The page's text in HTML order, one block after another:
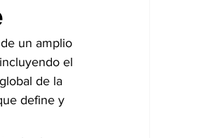
un amplio
el
de la
define y